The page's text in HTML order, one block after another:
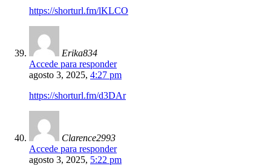
https://shorturl.fm/lKLCO
Erika834
Accede para responder
agosto 3, 2025, 4:27 pm
https://shorturl.fm/d3DAr
Clarence2993
Accede para responder
agosto 3, 2025, 5:22 pm